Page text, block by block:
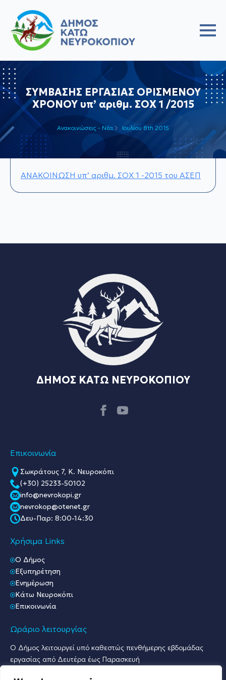
ΣΥΜΒΑΣΗΣ ΕΡΓΑΣΙΑΣ ΟΡΙΣΜΕΝΟΥ
ΧΡΟΝΟΥ υπ’ αριθμ. ΣΟΧ 1 /2015
Ανακοινώσεις - Νέα Ιουλίου 8th 2015
ΑΝΑΚΟΙΝΩΣΗ υπ’ αριθμ. ΣΟΧ 1 -2015 του ΑΣΕΠ
ΔΗΜΟΣ ΚΑΤΩ ΝΕΥΡΟΚΟΠΙΟΥ
Επικοινωνία
Σωκράτους 7, Κ. Νευροκόπι
(+30) 25233-50102
info@nevrokopi.gr
nevrokop@otenet.gr
Δευ-Παρ: 8:00-14:30
Χρήσιμα Links
O Δήμος
Εξυπηρέτηση
Ενημέρωση
Κάτω Νευροκόπι
Επικοινωνία
Ωράριο λειτουργίας
Ο Δήμος λειτουργεί υπό καθεστώς πενθήμερης εβδομάδας
εργασίας από Δευτέρα έως Παρασκευή